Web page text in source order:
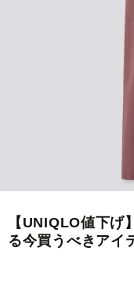
【UNIQLO値下げ
る今買うべきアイ